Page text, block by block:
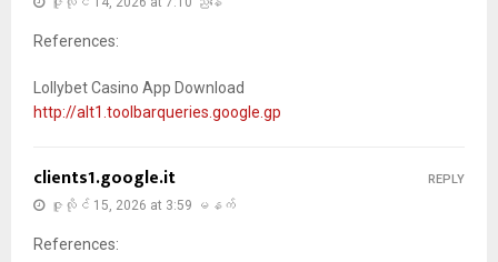
References:
Lollybet Casino App Download
http://alt1.toolbarqueries.google.gp
clients1.google.it
ဇူလိုင် 15, 2026 at 3:59 မနက်
References:
REPLY